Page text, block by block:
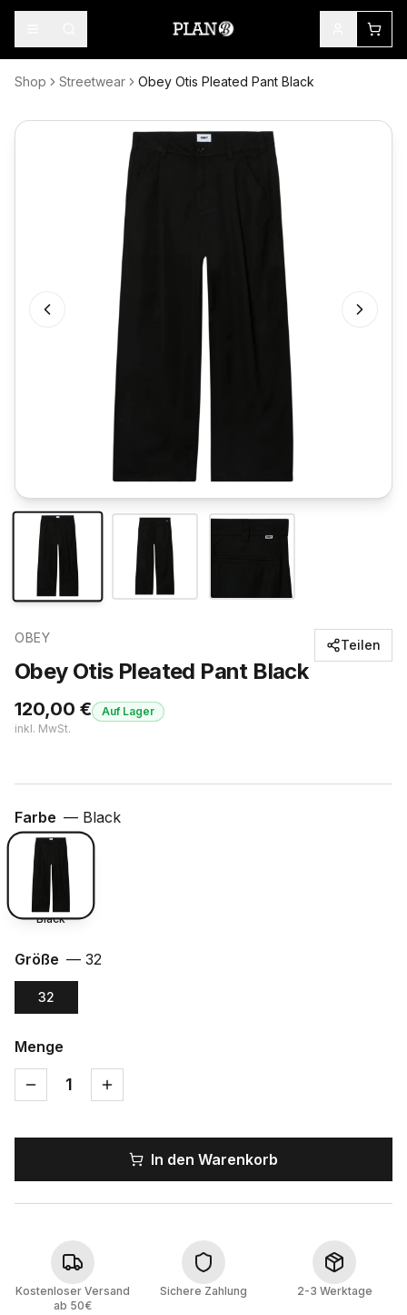
Shop Streetwear Obey Otis Pleated Pant Black
OBEY
Obey Otis Pleated Pant Black
120,00 €
inkl. MwSt.
Auf Lager
Teilen
Farbe — Black
Black
Größe — 32
32
Menge
1
In den Warenkorb
Kostenloser Versand
ab 50€
Sichere Zahlung 2-3 Werktage